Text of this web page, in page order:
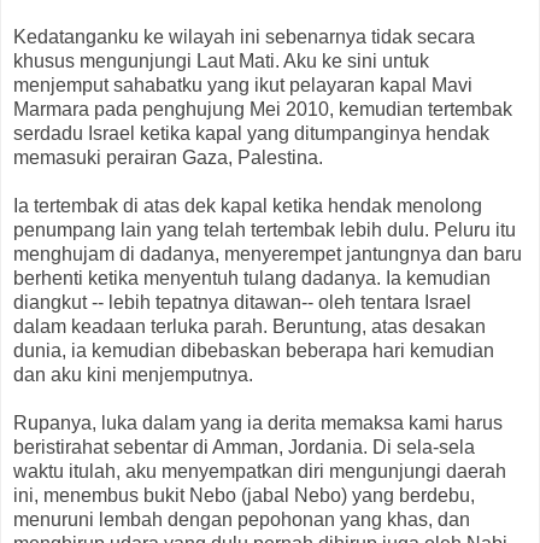
Kedatanganku ke wilayah ini sebenarnya tidak secara
khusus mengunjungi Laut Mati. Aku ke sini untuk
menjemput sahabatku yang ikut pelayaran kapal Mavi
Marmara pada penghujung Mei 2010, kemudian tertembak
serdadu Israel ketika kapal yang ditumpanginya hendak
memasuki perairan Gaza, Palestina.
Ia tertembak di atas dek kapal ketika hendak menolong
penumpang lain yang telah tertembak lebih dulu. Peluru itu
menghujam di dadanya, menyerempet jantungnya dan baru
berhenti ketika menyentuh tulang dadanya. Ia kemudian
diangkut -- lebih tepatnya ditawan-- oleh tentara Israel
dalam keadaan terluka parah. Beruntung, atas desakan
dunia, ia kemudian dibebaskan beberapa hari kemudian
dan aku kini menjemputnya.
Rupanya, luka dalam yang ia derita memaksa kami harus
beristirahat sebentar di Amman, Jordania. Di sela-sela
waktu itulah, aku menyempatkan diri mengunjungi daerah
ini, menembus bukit Nebo (jabal Nebo) yang berdebu,
menuruni lembah dengan pepohonan yang khas, dan